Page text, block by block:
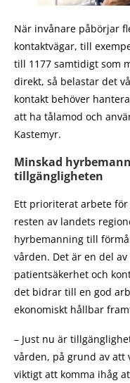
När invånare påbörjar
kontaktvägar, till
till 1177 samtidigt som
direkt, så belastar det
kontakt behöver
att ha tålamod och
Kastemyr.
Minskad
tillgängligheten
Ett prioriterat arbete för
resten av landets
hyrbemanning till
vården. Det är en del
patientsäkerhet och
det bidrar till en god
ekonomiskt hållbar
– Just nu är
vården, på grund av att
viktigt att komma ihåg